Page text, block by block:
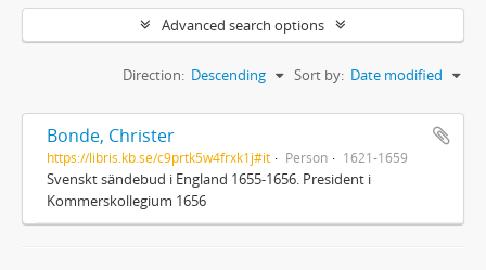
Advanced search options
Sort by: Date modified
Direction: Descending
Bonde, Christer
https://libris.kb.se/c9prtk5w4frxk1j#it Person 1621-1659
Svenskt sändebud i England 1655-1656. President i
Kommerskollegium 1656